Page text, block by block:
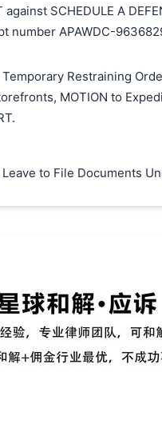
against SCHEDULE A
number APAWDC-
Temporary Restraining
MOTION to
to File Documents